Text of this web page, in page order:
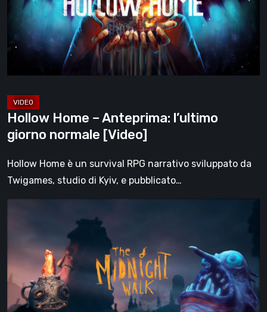
l’ultimo
giorno
normale
Hollow Home – Anteprima: l’ultimo
giorno normale [Video]
Hollow Home è un survival RPG narrativo sviluppato da
Twigames, studio di Kyiv, e pubblicato…
la
recensione:
una
malinconica